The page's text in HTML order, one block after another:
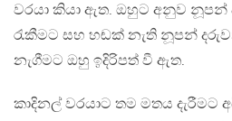
වරයා කියා ඇත. ඔහුට අනුව නූපන්
රැකීමට සහ හඬක් නැති නූපන්
නැගීමට ඔහු ඉදිරිපත් වී ඇත.
කාදිනල් වරයාට තම මතය දැරීමට